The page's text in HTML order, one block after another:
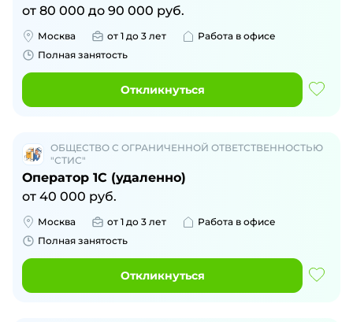
от 80 000 до 90 000 руб.
Москва от 1 до 3 лет
Работа в офисе
Полная занятость
Откликнуться
ОБЩЕСТВО С ОГРАНИЧЕННОЙ ОТВЕТСТВЕННОСТЬЮ
"СТИС"
Оператор 1С (удаленно)
от 40 000 руб.
Москва от 1 до 3 лет
Работа в офисе
Полная занятость
Откликнуться